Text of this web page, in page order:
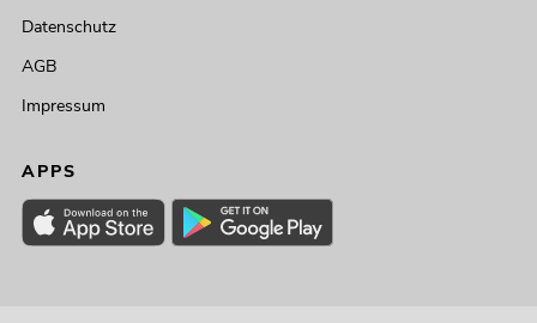
Datenschutz
AGB
Impressum
APPS